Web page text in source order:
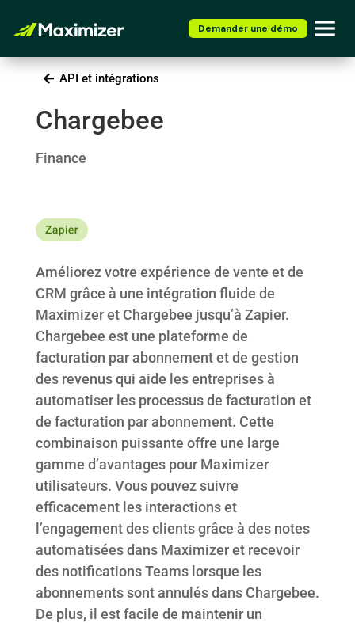
Demander une démo
API et intégrations
Chargebee
Finance
Améliorez votre expérience de vente et de
CRM grâce à une intégration fluide de
Maximizer et Chargebee jusqu’à Zapier.
Chargebee est une plateforme de
facturation par abonnement et de gestion
des revenus qui aide les entreprises à
automatiser les processus de facturation et
de facturation par abonnement. Cette
combinaison puissante offre une large
gamme d’avantages pour Maximizer
utilisateurs. Vous pouvez suivre
efficacement les interactions et
l’engagement des clients grâce à des notes
automatisées dans Maximizer et recevoir
des notifications Teams lorsque les
abonnements sont annulés dans Chargebee.
De plus, il est facile de maintenir un